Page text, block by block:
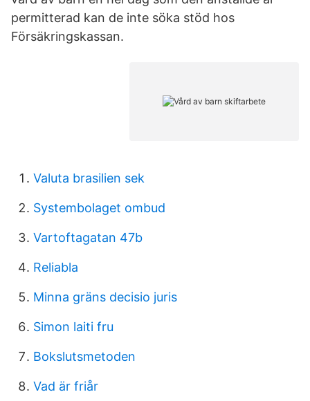
permitterad kan de inte söka stöd hos
Försäkringskassan.
Valuta brasilien sek
Systembolaget ombud
Vartoftagatan 47b
Reliabla
Minna gräns decisio juris
Simon laiti fru
Bokslutsmetoden
Vad är friår